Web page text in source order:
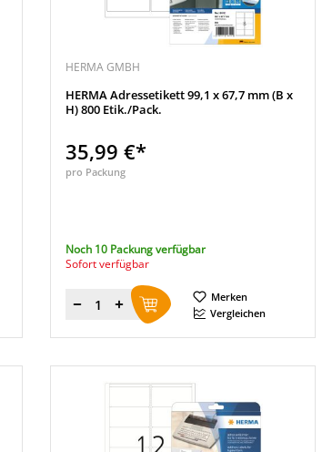
HERMA GMBH
HERMA Adressetikett 99,1 x 67,7 mm (B x
H) 800 Etik./Pack.
35,99 €*
pro Packung
Noch 10 Packung verfügbar
Sofort verfügbar
Menge
Merken
Vergleichen